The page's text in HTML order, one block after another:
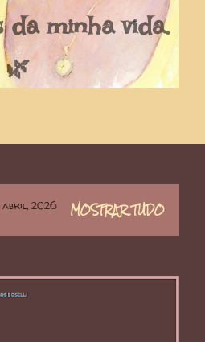
da minha vida.
🌿
abril, 2026 MOSTRAR TUDO